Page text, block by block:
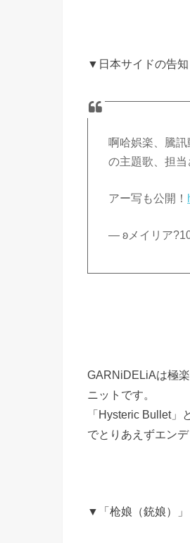
▼日本サイドの告知
啊哈娯楽、騰訊
の主題歌、担当
アー写も公開！
— ʚメイリア
GARNiDELiAは極
ニットです。
「Hysteric Bullet
でとりあえずエン
▼「枪娘（銃娘）